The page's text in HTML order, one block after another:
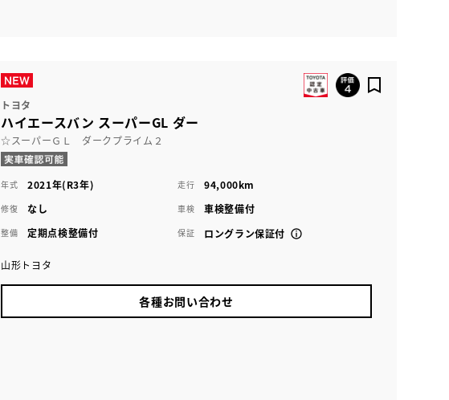
トヨタ
ハイエースバン スーパーGL ダー
☆スーパーＧＬ ダークプライム２
年式 2021年(R3年) 走行 94,000km
修復 なし 車検 車検整備付
整備 定期点検整備付 保証 ロングラン保証付
山形トヨタ
各種お問い合わせ